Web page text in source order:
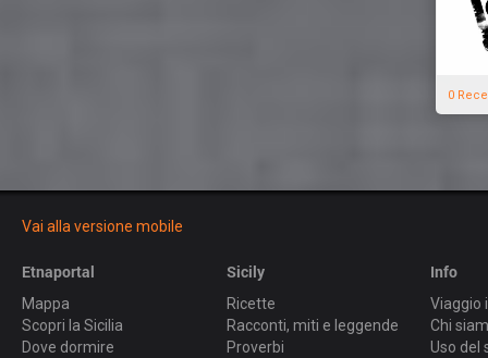
0
Vai alla versione mobile
Etnaportal
Mappa
Scopri la Sicilia
Dove dormire
Sicily
Ricette
Racconti, miti e leggende
Proverbi
Info
Viaggio
Chi
Uso del